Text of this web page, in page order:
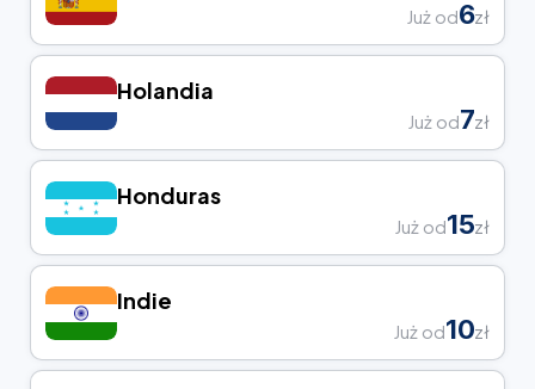
Już od6zł
Holandia
Już od7zł
Honduras
Już od15zł
Indie
Już od10zł